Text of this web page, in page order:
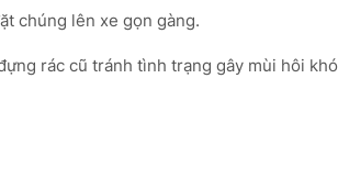
chúng lên xe gọn gàng.
rác cũ tránh tình trạng gây mùi hôi